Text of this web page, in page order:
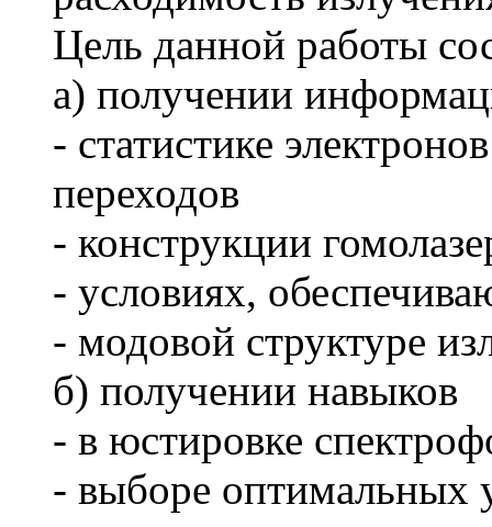
Цель данной работы
а) получении
- статистике
переходов
- конструкции
- условиях,
- модовой структуре
б) получении навыков
- в юстировке
- выборе оптимальных